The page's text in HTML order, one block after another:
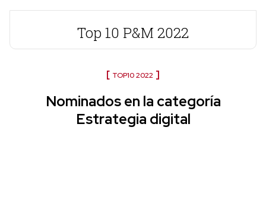
Top 10 P&M 2022
TOP10 2022
Nominados en la categoría
Estrategia digital